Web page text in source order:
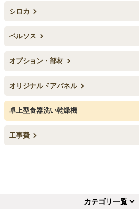
シロカ
ベルソス
オプション・部材
オリジナルドアパネル
卓上型食器洗い乾燥機
工事費
カテゴリ一覧